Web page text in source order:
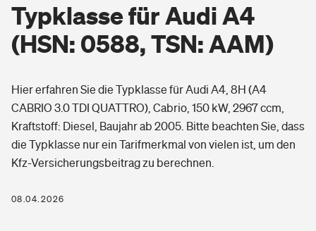
Berufsunfähigkeitsversicherung
Erwerbsunfähigkeitsversicherung
Grundfähigkeitsversicherung
Arbeitsrechtsschutz
Berufshaftpflichtversicherung
Zur Übersicht
Wohnen
Elementarversicherung
Freizeit
Pri­vate Haft­pflicht­
Gesundheit
Private Krankenversicherung
Typklasse für Audi A4
(HSN: 0588, TSN: AAM)
Hier erfahren Sie die Typklasse für Audi A4, 8H (A4
CABRIO 3.0 TDI QUATTRO), Cabrio, 150 kW, 2967 ccm,
Kraftstoff: Diesel, Baujahr ab 2005. Bitte beachten Sie, dass
die Typklasse nur ein Tarifmerkmal von vielen ist, um den
Kfz-Versicherungsbeitrag zu berechnen.
08.04.2026